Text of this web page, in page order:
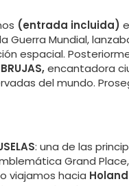
(entrada incluida)
Mundial,
espacial.
BRUJAS,encantadora
del mundo.
: una de las
Grand
viajamos hacia